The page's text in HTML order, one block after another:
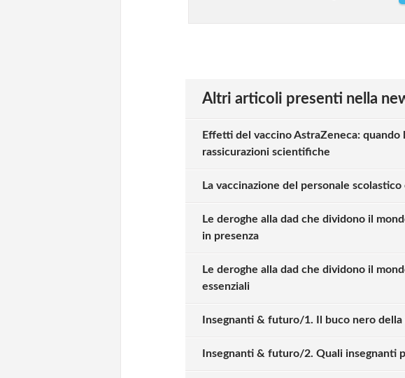
Altri articoli presenti nella
Effetti del vaccino AstraZeneca: quando
rassicurazioni scientifiche
La vaccinazione del personale
Le deroghe alla dad che dividono il
in presenza
Le deroghe alla dad che dividono il
essenziali
Insegnanti & futuro/1. Il buco nero
Insegnanti & futuro/2. Quali insegnanti
Solo gli utenti registrati possono
Effettua il Login o Registrati